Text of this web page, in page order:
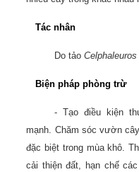
Tác nhân
Do tảo
Biện pháp phòng trừ
- Tạo điều kiện
mạnh. Chăm sóc vườn
đặc biệt trong mùa khô.
cải thiện đất, hạn chế